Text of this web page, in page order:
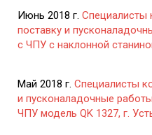
Июнь 2018 г. Специалисты
поставку и
с ЧПУ с наклонной
Май 2018 г. Специалисты
и пусконаладочные
ЧПУ модель QK 1327, г.